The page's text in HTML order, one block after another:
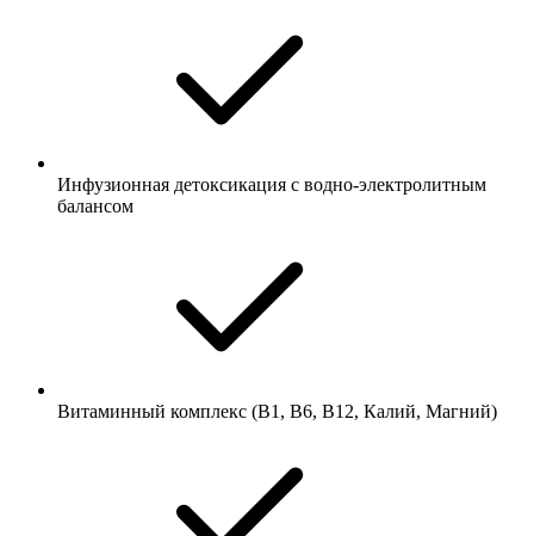
Инфузионная детоксикация с водно-электролитным
балансом
Витаминный комплекс (В1, В6, В12, Калий, Магний)